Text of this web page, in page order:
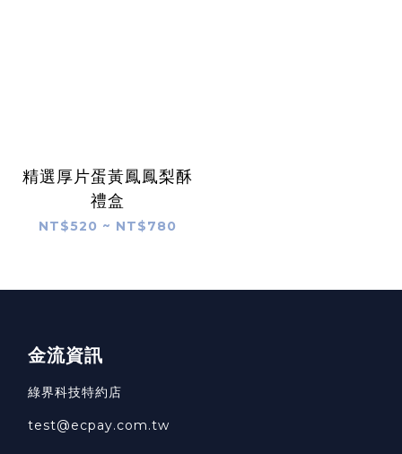
精選厚片蛋黃鳳鳳梨酥
禮盒
NT$520 ~ NT$780
金流資訊
綠界科技特約店
test@ecpay.com.tw